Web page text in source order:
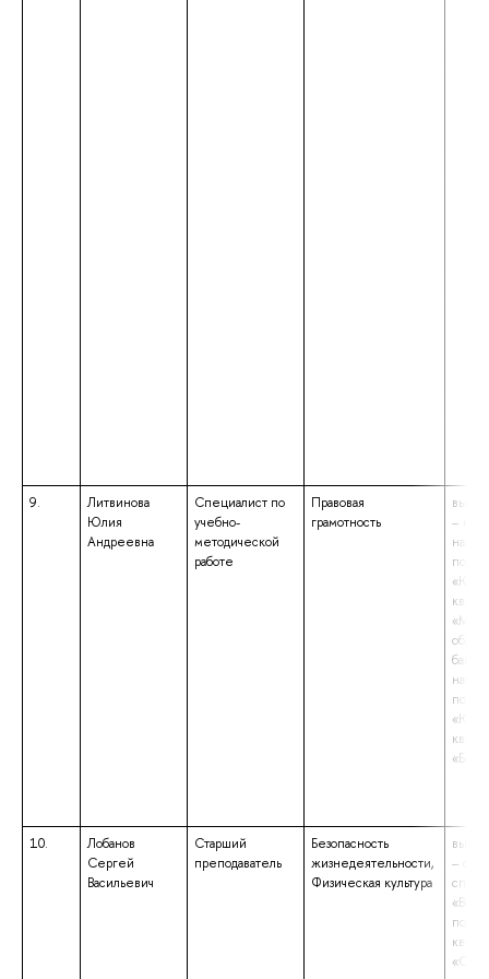
9.
Литвинова
Юлия
Андреевна
Специалист по
учебно-
методической
работе
Правовая
грамотность
–
10.
Лобанов
Сергей
Васильевич
Старший
преподаватель
Безопасность
жизнедеятельности,
Физическая культура
–